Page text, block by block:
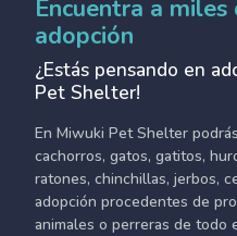
Encuentra a
adopción
¿Estás pensando en
Pet Shelter!
En Miwuki Pet Shelter
cachorros, gatos, gatitos,
ratones, chinchillas, jerbos,
adopción procedentes de
animales o perreras de todo